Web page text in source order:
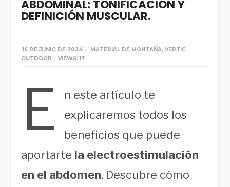
ABDOMINAL: TONIFICACIÓN Y
DEFINICIÓN MUSCULAR.
16 DE JUNIO DE 2024 | MATERIAL DE MONTAÑA, VERTIC
OUTDOOR | VIEWS: 17
E
n este artículo te
explicaremos todos los
beneficios que puede
aportarte la electroestimulación
en el abdomen. Descubre cómo